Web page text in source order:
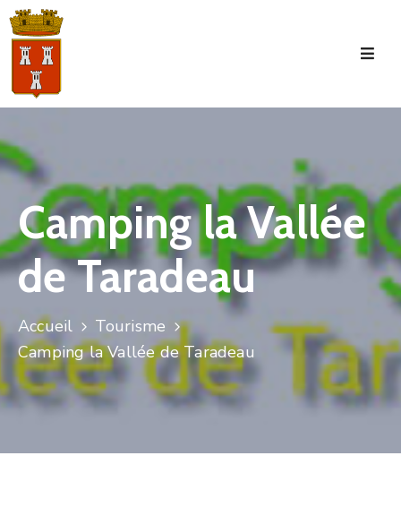
Accueil
Commune
Tourisme
Manifestations
Vie
Municipale
Services
Jeunesse
Camping la Vallée
de Taradeau
Accueil
Tourisme
Camping la Vallée de Taradeau